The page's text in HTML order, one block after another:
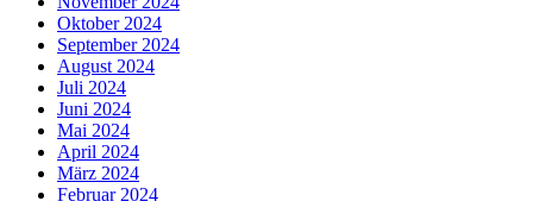
Oktober 2024
September 2024
August 2024
Juli 2024
Juni 2024
Mai 2024
April 2024
März 2024
Februar 2024